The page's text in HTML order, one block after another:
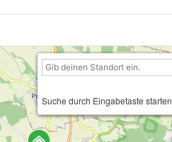
Suche durch Eingabetaste starten